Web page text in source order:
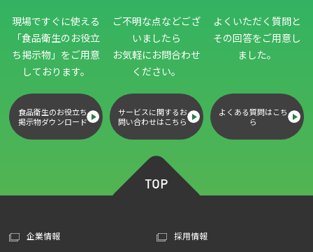
現場ですぐに使える
「食品衛生のお役立
ち掲示物」 をご用意
しております。
食品衛生のお役立ち
掲示物ダウンロード
ご不明な点などござ
いましたら
お気軽にお問合わせ
ください。
サービスに関するお
問い合わせはこちら
よくいただく質問と
その回答をご用意し
ました。
よくある質問はこち
ら
企業情報 採用情報